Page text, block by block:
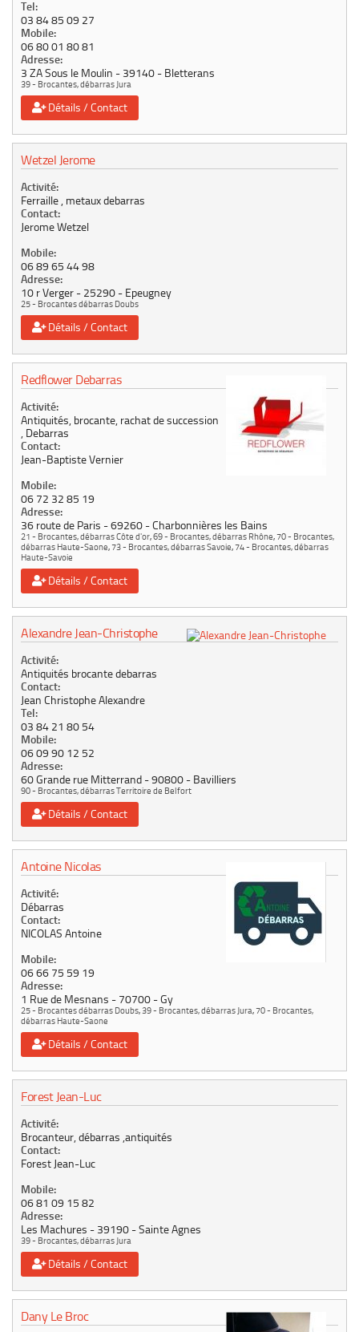
Tel:
03 84 85 09 27
Mobile:
06 80 01 80 81
Adresse:
3 ZA Sous le Moulin 39140 Bletterans
39 - Brocantes, débarras Jura
Détails / Contact
Wetzel Jerome
Activité:
Ferraille , metaux debarras
Contact:
Jerome Wetzel
Mobile:
06 89 65 44 98
Adresse:
10 r Verger 25290 Epeugney
25 - Brocantes débarras Doubs
Détails / Contact
Redflower Debarras
Activité:
Antiquités, brocante, rachat de succession
, Debarras
Contact:
Jean-Baptiste Vernier
Mobile:
06 72 32 85 19
Adresse:
36 route de Paris 69260 Charbonnières les Bains
21 - Brocantes, débarras Côte d'or,69 - Brocantes, débarras Rhône,70 - Brocantes,
débarras Haute-Saone,73 - Brocantes, débarras Savoie,74 - Brocantes, débarras
Haute-Savoie
Détails / Contact
Alexandre Jean-Christophe
Activité:
Antiquités brocante debarras
Contact:
Jean Christophe Alexandre
Tel:
03 84 21 80 54
Mobile:
06 09 90 12 52
Adresse:
60 Grande rue Mitterrand 90800 Bavilliers
90 - Brocantes, débarras Territoire de Belfort
Détails / Contact
Antoine Nicolas
Activité:
Débarras
Contact:
NICOLAS Antoine
Mobile:
06 66 75 59 19
Adresse:
1 Rue de Mesnans 70700 Gy
25 - Brocantes débarras Doubs,39 - Brocantes, débarras Jura,70 - Brocantes,
débarras Haute-Saone
Détails / Contact
Forest Jean-Luc
Activité:
Brocanteur, débarras ,antiquités
Contact:
Forest Jean-Luc
Mobile:
06 81 09 15 82
Adresse:
Les Machures 39190 Sainte Agnes
39 - Brocantes, débarras Jura
Détails / Contact
Dany Le Broc